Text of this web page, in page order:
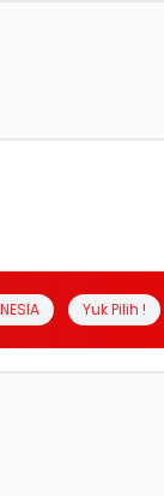
Yuk Pilih !